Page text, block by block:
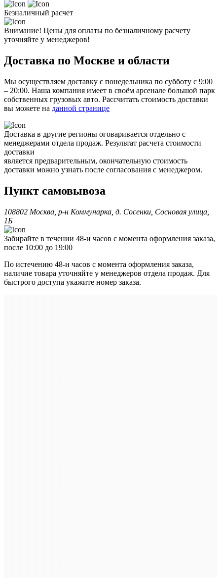
Безналичный расчет
Внимание! Цены для оплаты по безналичному расчету
уточняйте у менеджеров!
Доставка по Москве и области
Мы осуществляем доставку с понедельника по субботу с 9:00
– 20:00. Наша компания имеет в своём арсенале большой парк
собственных грузовых авто. Рассчитать стоимость доставки
вы можете на данной странице
Доставка в другие регионы оговаривается отдельно с
менеджерами отдела продаж. Результат расчета стоимости
доставки
является предварительным, окончательную стоимость
доставки можно узнать после согласования с менеджером.
Пункт самовывоза
108802 Москва, р-н Коммунарка, д. Сосенки, Сосновая улица,
1Б
Забирайте в течении 48-и часов с момента оформления заказа,
после 10:00 до 19:00
По истечению 48-и часов с момента оформления заказа,
наличие товара уточняйте у менеджеров отдела продаж. Для
быстрого доступа укажите номер заказа.